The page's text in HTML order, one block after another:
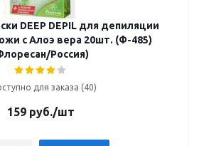
DEEP DEPIL для депиляции
с Алоэ вера 20шт. (Ф-485)
Россия)
для заказа (40)
159руб./шт